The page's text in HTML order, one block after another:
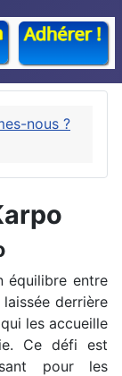
nous ?
équilibre entre
derrière
les accueille
Ce défi est
pour les